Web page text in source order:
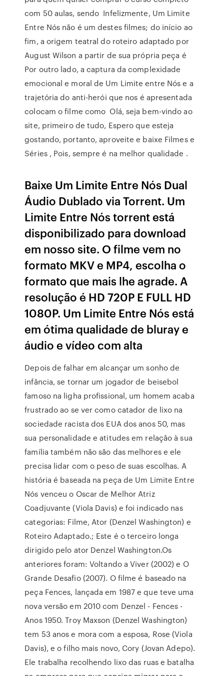
com 50 aulas, sendo Infelizmente, Um Limite
Entre Nós não é um destes filmes; do início ao
fim, a origem teatral do roteiro adaptado por
August Wilson a partir de sua própria peça é
Por outro lado, a captura da complexidade
emocional e moral de Um Limite entre Nós e a
trajetória do anti-herói que nos é apresentada
colocam o filme como Olá, seja bem-vindo ao
site, primeiro de tudo, Espero que esteja
gostando, portanto, aproveite e baixe Filmes e
Séries , Pois, sempre é na melhor qualidade .
Baixe Um Limite Entre Nós Dual
Áudio Dublado via Torrent. Um
Limite Entre Nós torrent está
disponibilizado para download
em nosso site. O filme vem no
formato MKV e MP4, escolha o
formato que mais lhe agrade. A
resolução é HD 720P E FULL HD
1080P. Um Limite Entre Nós está
em ótima qualidade de bluray e
áudio e vídeo com alta
Depois de falhar em alcançar um sonho de
infância, se tornar um jogador de beisebol
famoso na ligha profissional, um homem acaba
frustrado ao se ver como catador de lixo na
sociedade racista dos EUA dos anos 50, mas
sua personalidade e atitudes em relaçâo à sua
família também não são das melhores e ele
precisa lidar com o peso de suas escolhas. A
história é baseada na peça de Um Limite Entre
Nós venceu o Oscar de Melhor Atriz
Coadjuvante (Viola Davis) e foi indicado nas
categorias: Filme, Ator (Denzel Washington) e
Roteiro Adaptado.; Este é o terceiro longa
dirigido pelo ator Denzel Washington.Os
anteriores foram: Voltando a Viver (2002) e O
Grande Desafio (2007). O filme é baseado na
peça Fences, lançada em 1987 e que teve uma
nova versão em 2010 com Denzel - Fences -
Anos 1950. Troy Maxson (Denzel Washington)
tem 53 anos e mora com a esposa, Rose (Viola
Davis), e o filho mais novo, Cory (Jovan Adepo).
Ele trabalha recolhendo lixo das ruas e batalha